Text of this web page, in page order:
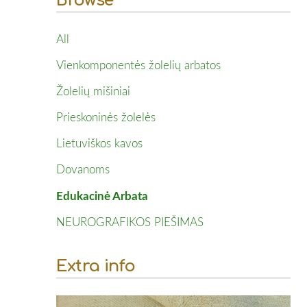
All
Vienkomponentės žolelių arbatos
Žolelių mišiniai
Prieskoninės žolelės
Lietuviškos kavos
Dovanoms
Edukacinė Arbata
NEUROGRAFIKOS PIEŠIMAS
Extra info